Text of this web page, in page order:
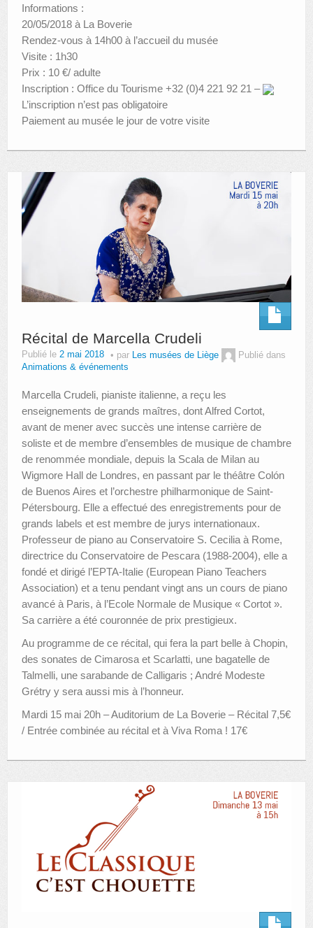
Informations :
20/05/2018 à La Boverie
Rendez-vous à 14h00 à l’accueil du musée
Visite : 1h30
Prix : 10 €/ adulte
Inscription : Office du Tourisme +32 (0)4 221 92 21 –
L’inscription n’est pas obligatoire
Paiement au musée le jour de votre visite
Récital de Marcella Crudeli
Publié le 2 mai 2018 par Les musées de Liège
Publié dans
Animations & événements
Marcella Crudeli, pianiste italienne, a reçu les
enseignements de grands maîtres, dont Alfred Cortot,
avant de mener avec succès une intense carrière de
soliste et de membre d’ensembles de musique de chambre
de renommée mondiale, depuis la Scala de Milan au
Wigmore Hall de Londres, en passant par le théâtre Colón
de Buenos Aires et l’orchestre philharmonique de Saint-
Pétersbourg. Elle a effectué des enregistrements pour de
grands labels et est membre de jurys internationaux.
Professeur de piano au Conservatoire S. Cecilia à Rome,
directrice du Conservatoire de Pescara (1988-2004), elle a
fondé et dirigé l’EPTA-Italie (European Piano Teachers
Association) et a tenu pendant vingt ans un cours de piano
avancé à Paris, à l’Ecole Normale de Musique « Cortot ».
Sa carrière a été couronnée de prix prestigieux.
Au programme de ce récital, qui fera la part belle à Chopin,
des sonates de Cimarosa et Scarlatti, une bagatelle de
Talmelli, une sarabande de Calligaris ; André Modeste
Grétry y sera aussi mis à l’honneur.
Mardi 15 mai 20h – Auditorium de La Boverie – Récital 7,5€
/ Entrée combinée au récital et à Viva Roma ! 17€